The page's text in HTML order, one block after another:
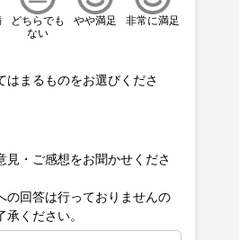
どちらでも
ない
やや満足 非常に満足
はまるものをお選びくださ
見・ご感想をお聞かせくださ
の回答は行っておりませんの